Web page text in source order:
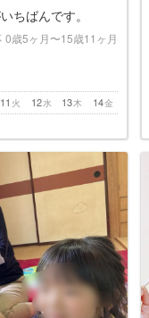
ちばんです。
0歳5ヶ月〜15歳11ヶ月
火
11 水
12 木
13 金
14